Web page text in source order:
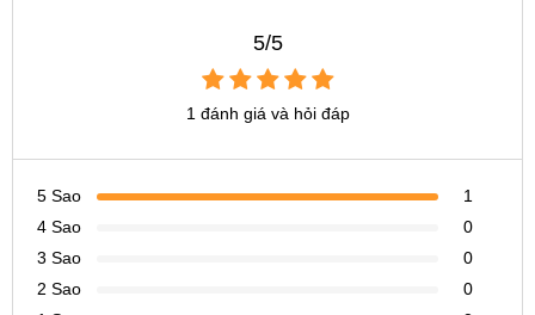
123 Trần Quang Khải, Quận 1
0969.520.520
CN 5:602 Lê Hồng Phong, Quận 10
Hotline:097.3333.602
Tại Đà Nẵng
CN 6:
5/5
1 đánh giá và hỏi đáp
5 Sao
1
4 Sao
0
3 Sao
0
2 Sao
0